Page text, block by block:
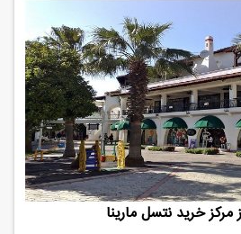
خرید نتسل مارینا